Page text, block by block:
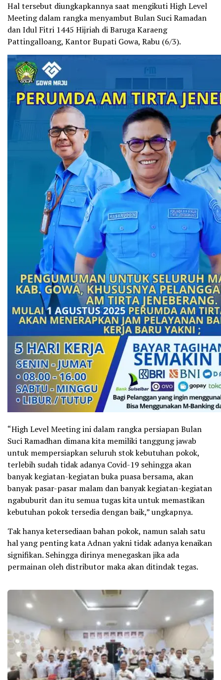
Hal tersebut diungkapkannya saat mengikuti High Level
Meeting dalam rangka menyambut Bulan Suci Ramadan
dan Idul Fitri 1445 Hijriah di Baruga Karaeng
Pattingalloang, Kantor Bupati Gowa, Rabu (6/3).
“High Level Meeting ini dalam rangka persiapan Bulan
Suci Ramadhan dimana kita memiliki tanggung jawab
untuk mempersiapkan seluruh stok kebutuhan pokok,
terlebih sudah tidak adanya Covid-19 sehingga akan
banyak kegiatan-kegiatan buka puasa bersama, akan
banyak pasar-pasar malam dan banyak kegiatan-kegiatan
ngabuburit dan itu semua tugas kita untuk memastikan
kebutuhan pokok tersedia dengan baik,” ungkapnya.
Tak hanya ketersediaan bahan pokok, namun salah satu
hal yang penting kata Adnan yakni tidak adanya kenaikan
signifikan. Sehingga dirinya menegaskan jika ada
permainan oleh distributor maka akan ditindak tegas.